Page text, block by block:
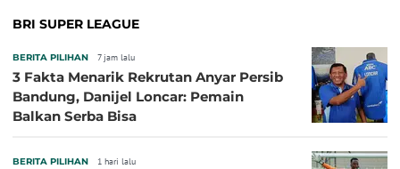
BRI SUPER LEAGUE
BERITA PILIHAN 7 jam lalu
3 Fakta Menarik Rekrutan Anyar Persib
Bandung, Danijel Loncar: Pemain
Balkan Serba Bisa
BERITA PILIHAN 1 hari lalu